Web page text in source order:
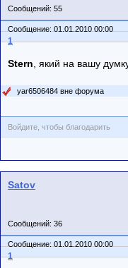
Сообщений: 55
Сообщение: 01.01.2010 00:00
1
Stеrn , який на вашу
yar6506484 вне форума
Войдите, чтобы благодарить
Satov
Сообщений: 36
Сообщение: 01.01.2010 00:00
1